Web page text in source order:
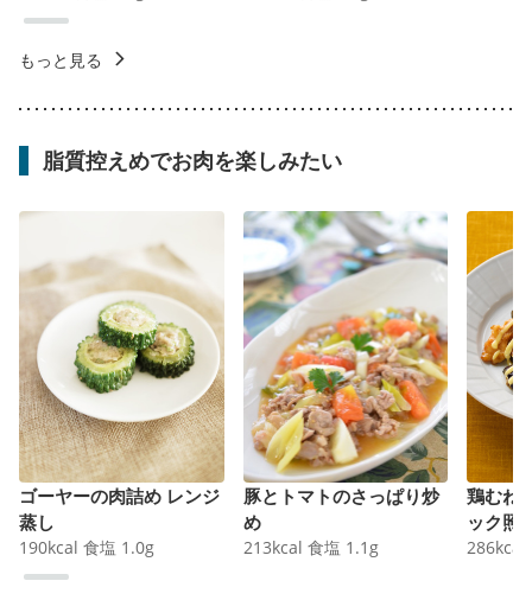
もっと見る
脂質控えめでお肉を楽しみたい
ゴーヤーの肉詰め レンジ
蒸し
190kcal 食塩 1.0g
豚とトマトのさっぱり炒
め
213kcal 食塩 1.1 g
鶏むね
ック照
286kcal